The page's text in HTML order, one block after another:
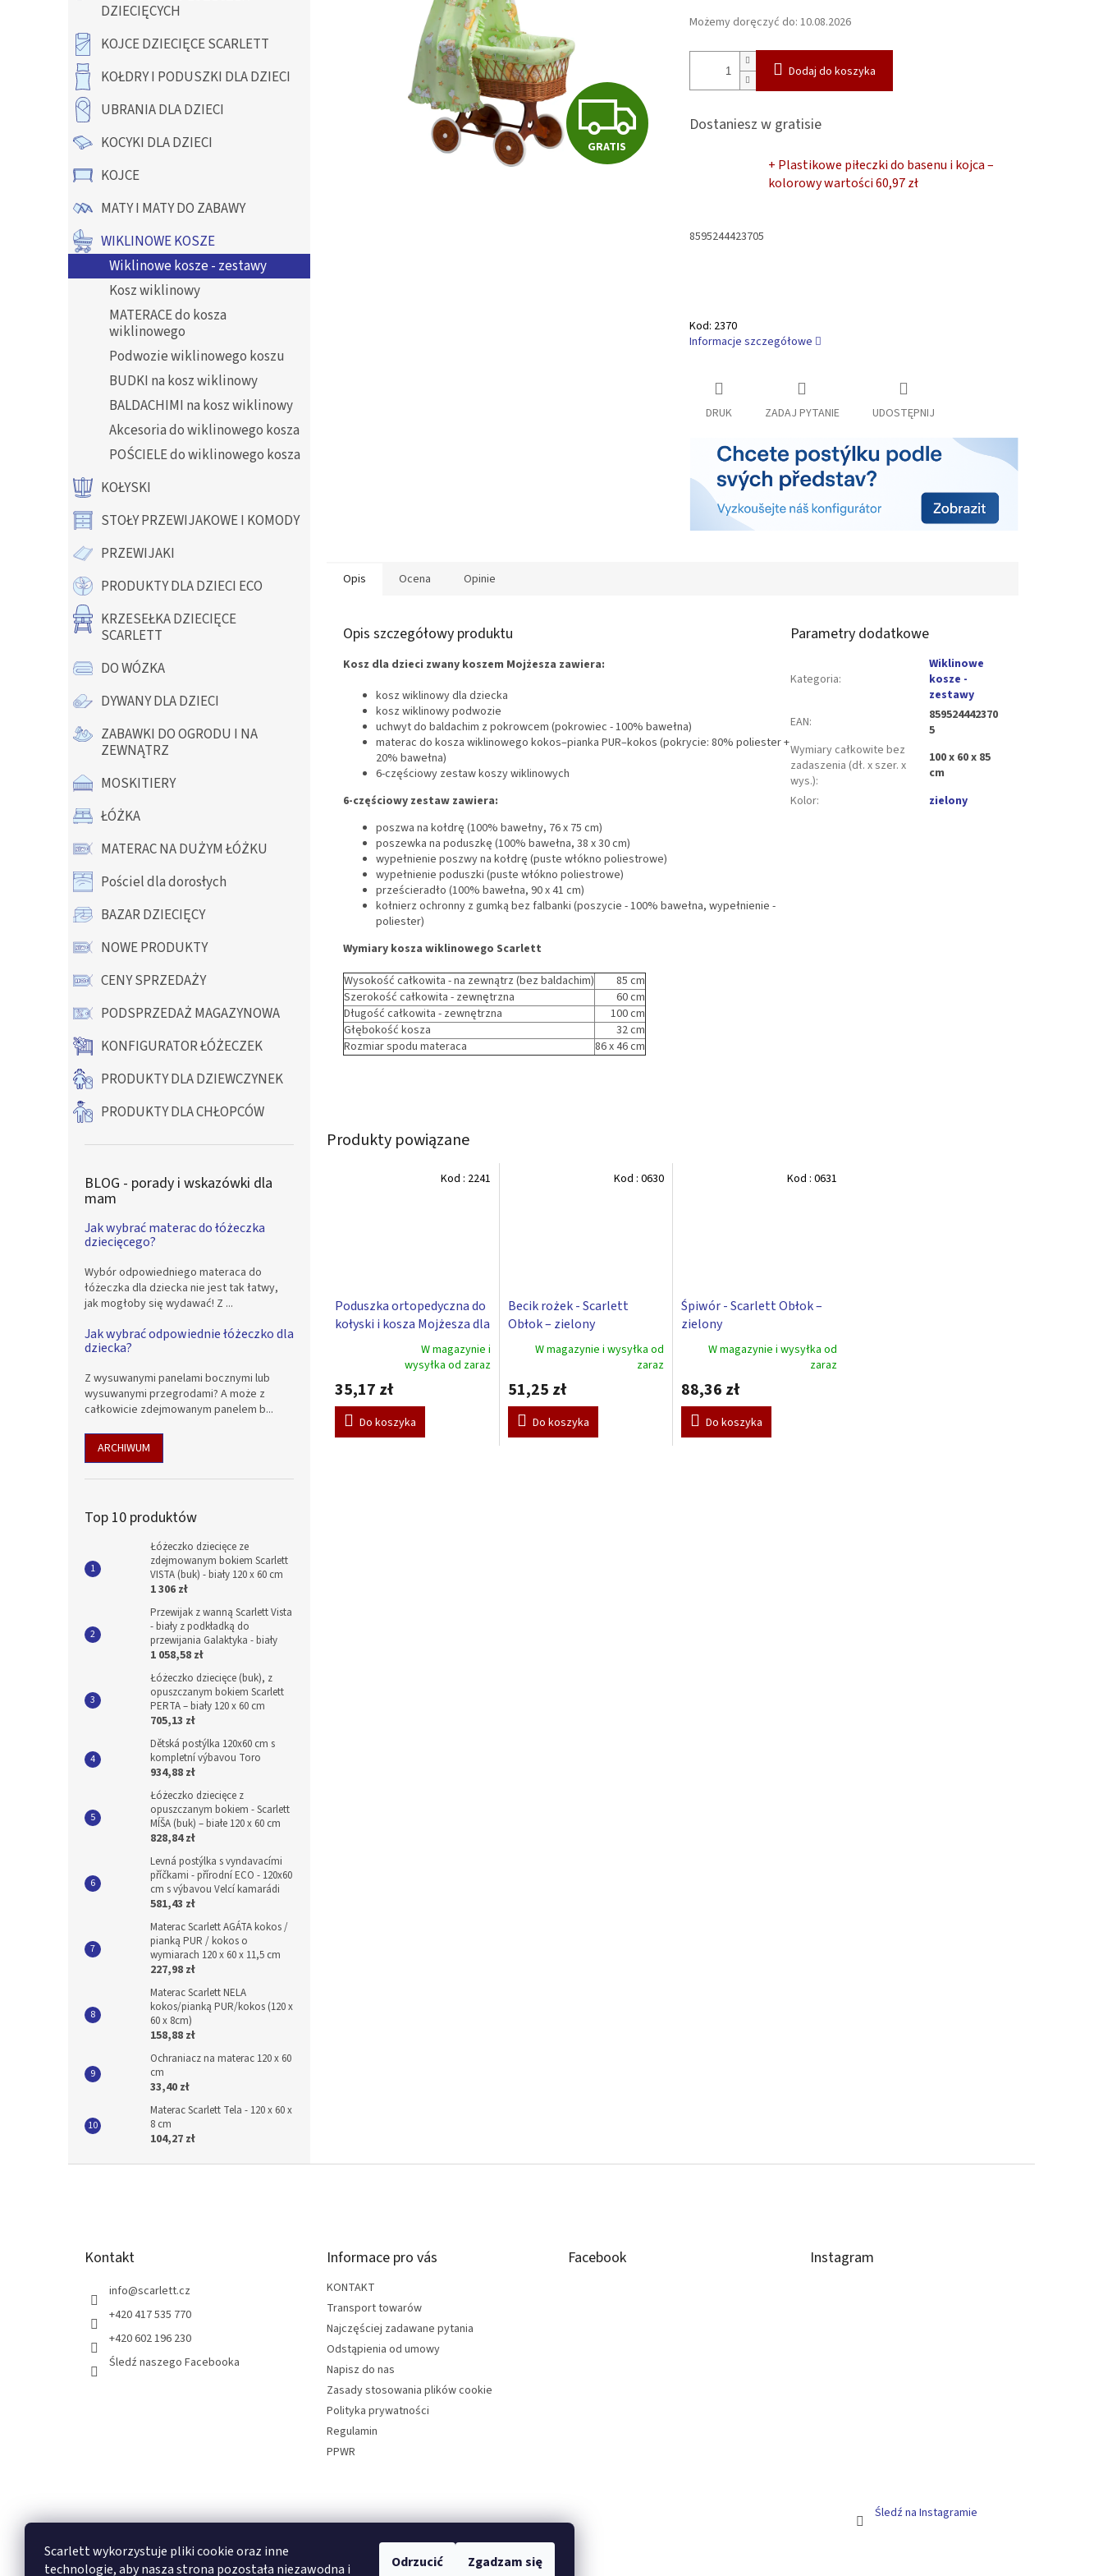
Scarlett wykorzystuje pliki cookie oraz inne
technologie, aby nasza strona pozostała niezawodna i
Odrzucić Zgadzam się
DZIECIĘCYCH
KOJCE DZIECIĘCE SCARLETT
KOŁDRY I PODUSZKI DLA DZIECI
UBRANIA DLA DZIECI
KOCYKI DLA DZIECI
KOJCE
MATY I MATY DO ZABAWY
WIKLINOWE KOSZE
Wiklinowe kosze - zestawy
Kosz wiklinowy
MATERACE do kosza
wiklinowego
Podwozie wiklinowego koszu
BUDKI na kosz wiklinowy
BALDACHIMI na kosz wiklinowy
Akcesoria do wiklinowego kosza
POŚCIELE do wiklinowego kosza
KOŁYSKI
STOŁY PRZEWIJAKOWE I KOMODY
PRZEWIJAKI
PRODUKTY DLA DZIECI ECO
KRZESEŁKA DZIECIĘCE
SCARLETT
DO WÓZKA
DYWANY DLA DZIECI
ZABAWKI DO OGRODU I NA
ZEWNĄTRZ
MOSKITIERY
ŁÓŻKA
MATERAC NA DUŻYM ŁÓŻKU
Pościel dla dorosłych
BAZAR DZIECIĘCY
NOWE PRODUKTY
CENY SPRZEDAŻY
PODSPRZEDAŻ MAGAZYNOWA
KONFIGURATOR ŁÓŻECZEK
PRODUKTY DLA DZIEWCZYNEK
PRODUKTY DLA CHŁOPCÓW
BLOG - porady i wskazówki dla
mam
Jak wybrać materac do łóżeczka
dziecięcego?
Wybór odpowiedniego materaca do
łóżeczka dla dziecka nie jest tak łatwy,
jak mogłoby się wydawać! Z ...
Jak wybrać odpowiednie łóżeczko dla
dziecka?
Z wysuwanymi panelami bocznymi lub
wysuwanymi przegrodami? A może z
całkowicie zdejmowanym panelem b...
ARCHIWUM
Top 10 produktów
Łóżeczko dziecięce ze
zdejmowanym bokiem Scarlett
VISTA (buk) - biały 120 x 60 cm
1 306 zł
Przewijak z wanną Scarlett Vista
- biały z podkładką do
przewijania Galaktyka - biały
1 058,58 zł
Łóżeczko dziecięce (buk), z
opuszczanym bokiem Scarlett
PERTA – biały 120 x 60 cm
705,13 zł
Dětská postýlka 120x60 cm s
kompletní výbavou Toro
934,88 zł
Łóżeczko dziecięce z
opuszczanym bokiem - Scarlett
MÍŠA (buk) – białe 120 x 60 cm
828,84 zł
Levná postýlka s vyndavacími
příčkami - přírodní ECO - 120x60
cm s výbavou Velcí kamarádi
581,43 zł
Materac Scarlett AGÁTA kokos /
pianką PUR / kokos o
wymiarach 120 x 60 x 11,5 cm
227,98 zł
Materac Scarlett NELA
kokos/pianką PUR/kokos (120 x
60 x 8cm)
158,88 zł
Ochraniacz na materac 120 x 60
cm
33,40 zł
Materac Scarlett Tela - 120 x 60 x
8 cm
104,27 zł
G
R
GRATIS
Możemy doręczyć do: 10.08.2026
Dodaj do koszyka
Dostaniesz w gratisie
+ Plastikowe piłeczki do basenu i kojca –
kolorowywartości 60,97 zł
8595244423705
Kod: 2370
Informacje szczegółowe
DRUK ZADAJ PYTANIE UDOSTĘPNIJ
Produkty powiązane
Poduszka ortopedyczna do
kołyski i kosza Mojżesza dla
niemowlaka Scarlett
Blanka - biała
produktu
wynosi
5,0
na
W magazynie i
wysyłka od zaraz
35,17 zł
Do koszyka
Kod : 2241
Becik rożek - Scarlett
Obłok – zielony
W magazynie i wysyłka od
zaraz
51,25 zł
Do koszyka
Kod : 0630
Śpiwór - Scarlett Obłok –
zielony
W magazynie i wysyłka od
zaraz
88,36 zł
Do koszyka
Kod :0631
Opis Ocena Opinie
Opis szczegółowy produktu
Kosz dla dzieci zwany koszem Mojżesza zawiera:
kosz wiklinowy dla dziecka
kosz wiklinowy podwozie
uchwyt do baldachim z pokrowcem (pokrowiec - 100% bawełna)
materac do kosza wiklinowego kokos–pianka PUR–kokos (pokrycie: 80% poliester +
20% bawełna)
6-częściowy zestaw koszy wiklinowych
6-częściowy zestaw zawiera:
poszwa na kołdrę (100% bawełny, 76 x 75 cm)
poszewka na poduszkę (100% bawełna, 38 x 30 cm)
wypełnienie poszwy na kołdrę (puste włókno poliestrowe)
wypełnienie poduszki (puste włókno poliestrowe)
prześcieradło (100% bawełna, 90 x 41 cm)
kołnierz ochronny z gumką bez falbanki (poszycie - 100% bawełna, wypełnienie -
poliester)
Wymiary kosza wiklinowego Scarlett
Wysokość całkowita - na zewnątrz (bez baldachim)
85 cm
Szerokość całkowita - zewnętrzna
60 cm
Długość całkowita - zewnętrzna
100 cm
Głębokość kosza
32 cm
Rozmiar spodu materaca
86 x 46 cm
Parametry dodatkowe
Kategoria:
Wiklinowe
kosze -
zestawy
EAN:
859524442370
5
Wymiary całkowite bez
zadaszenia (dł. x szer. x
wys.):
100 x 60 x 85
cm
Kolor: zielony
Kontakt
info@scarlett.cz
+420 417 535 770
+420 602 196 230
Śledź naszego Facebooka
Informace pro vás
KONTAKT
Transport towarów
Najczęściej zadawane pytania
Odstąpienia od umowy
Napisz do nas
Zasady stosowania plików cookie
Polityka prywatności
Regulamin
PPWR
Facebook Instagram
Śledź na Instagramie
Odbierz newsletter